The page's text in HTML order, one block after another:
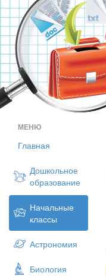
МЕНЮ
Главная
Дошкольное
образование
Начальные
классы
Астрономия
Биология